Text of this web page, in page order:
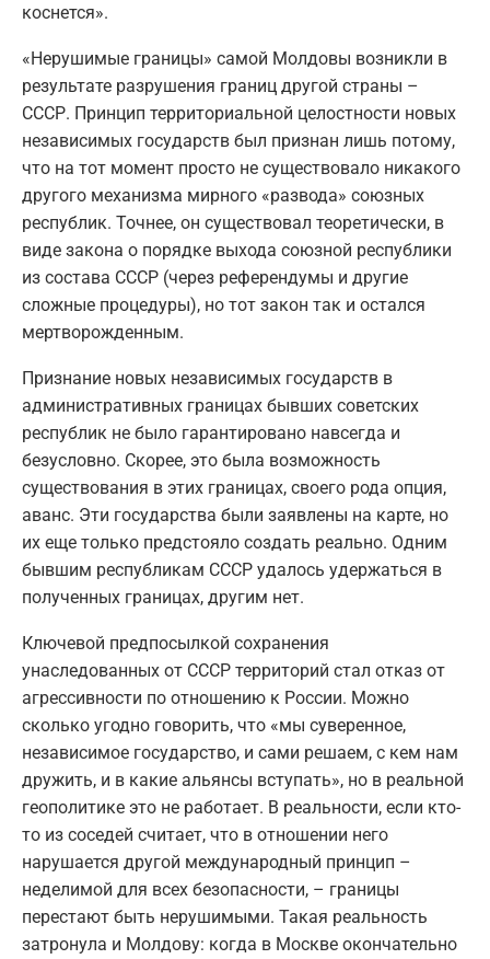
коснется».
«Нерушимые границы» самой Молдовы возникли в
результате разрушения границ другой страны –
СССР. Принцип территориальной целостности новых
независимых государств был признан лишь потому,
что на тот момент просто не существовало никакого
другого механизма мирного «развода» союзных
республик. Точнее, он существовал теоретически, в
виде закона о порядке выхода союзной республики
из состава СССР (через референдумы и другие
сложные процедуры), но тот закон так и остался
мертворожденным.
Признание новых независимых государств в
административных границах бывших советских
республик не было гарантировано навсегда и
безусловно. Скорее, это была возможность
существования в этих границах, своего рода опция,
аванс. Эти государства были заявлены на карте, но
их еще только предстояло создать реально. Одним
бывшим республикам СССР удалось удержаться в
полученных границах, другим нет.
Ключевой предпосылкой сохранения
унаследованных от СССР территорий стал отказ от
агрессивности по отношению к России. Можно
сколько угодно говорить, что «мы суверенное,
независимое государство, и сами решаем, с кем нам
дружить, и в какие альянсы вступать», но в реальной
геополитике это не работает. В реальности, если кто-
то из соседей считает, что в отношении него
нарушается другой международный принцип –
неделимой для всех безопасности, – границы
перестают быть нерушимыми. Такая реальность
затронула и Молдову: когда в Москве окончательно